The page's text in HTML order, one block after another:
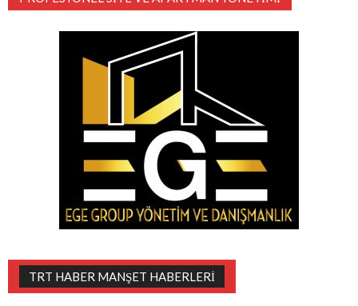
TRT HABER MANŞET HABERLERI